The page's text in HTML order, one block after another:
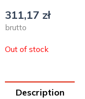
311,17 zł
brutto
Out of stock
Description